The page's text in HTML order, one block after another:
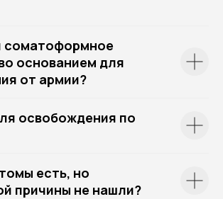
соматоформное
основанием для
от армии?
освобождения по
есть, но
причины не нашли?